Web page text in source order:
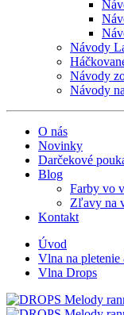
Návody
Návody
Návody
O nás
Novinky
Darčekové
Blog
Farby vo
Zľavy na
Kontakt
Úvod
Vlna na
Vlna Drops